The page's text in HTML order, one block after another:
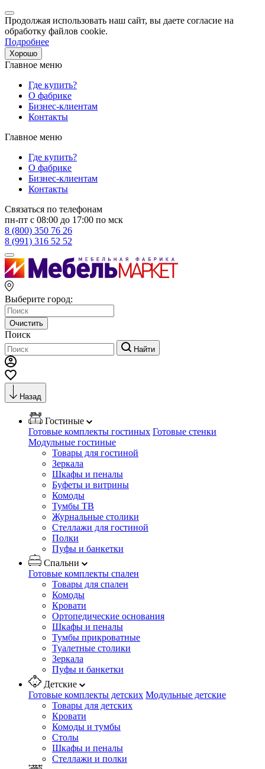
Продолжая использовать наш сайт, вы даете согласие на
обработку файлов cookie.
Подробнее
Хорошо
Главное меню
Где купить?
О фабрике
Бизнес-клиентам
Контакты
Главное меню
Где купить?
О фабрике
Бизнес-клиентам
Контакты
Связаться по телефонам
пн-пт с 08:00 до 17:00 по мск
8 (800) 350 76 26
8 (991) 316 52 52
Выберите город:
Очистить
Поиск
Найти
Назад
Гостиные
Готовые комплекты гостиных Готовые стенки
Модульные гостиные
Товары для гостиной
Зеркала
Шкафы и пеналы
Буфеты и витрины
Комоды
Тумбы ТВ
Журнальные столики
Стеллажи для гостиной
Полки
Пуфы и банкетки
Спальни
Готовые комплекты спален
Товары для спален
Комоды
Кровати
Ортопедические основания
Шкафы и пеналы
Тумбы прикроватные
Туалетные столики
Зеркала
Пуфы и банкетки
Детские
Готовые комплекты детских Модульные детские
Товары для детских
Кровати
Комоды и тумбы
Столы
Шкафы и пеналы
Стеллажи и полки